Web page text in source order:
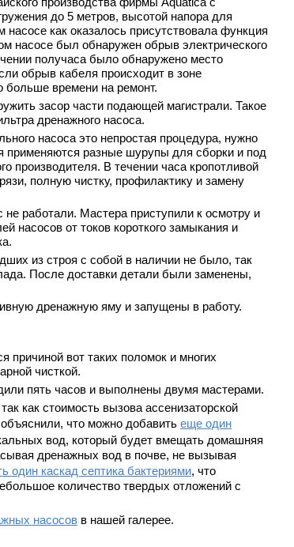
до 5 метров, высотой напора для
как оказалось присутствовала функция
насосе был обнаружен обрыв электрического
получаса было обнаружено место
обрыв кабеля происходит в зоне
больше времени на ремонт.
засор части подающей магистрали. Такое
дренажного насоса.
насоса это непростая процедура, нужно
применяются разные шурупы для сборки и под
производителя. В течении часа кропотливой
полную чистку, профилактику и замену
работали. Мастера приступили к осмотру и
насосов от токов короткого замыкания и
из строя с собой в наличии не было, так
После доставки детали были заменены,
дренажную яму и запущены в работу.
причиной вот таких поломок и многих
чисткой.
пять часов и выполнены двумя мастерами.
как стоимость вызова ассенизаторской
что можно добавить еще один
вод, который будет вмещать домашняя
дренажных вод в почве, не вызывая
один каскад септика бактериями, что
количество твердых отложений с
насосовв нашей галерее.